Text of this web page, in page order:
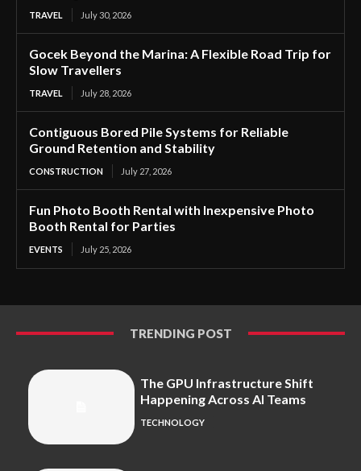
TRAVEL July 30, 2026
Gocek Beyond the Marina: A Flexible Road Trip for
Slow Travellers
TRAVEL July 28, 2026
Contiguous Bored Pile Systems for Reliable
Ground Retention and Stability
CONSTRUCTION July 27, 2026
Fun Photo Booth Rental with Inexpensive Photo
Booth Rental for Parties
EVENTS July 25, 2026
TRENDING POST
The GPU Infrastructure Shift
Happening Across AI Teams
TECHNOLOGY